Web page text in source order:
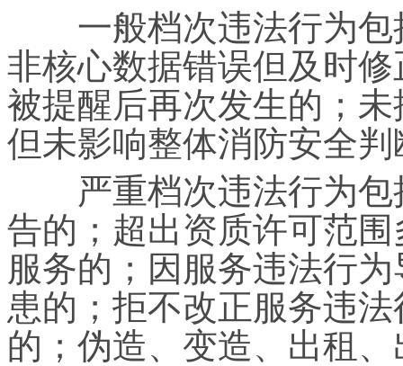
一般档次违法行为包
非核心数据错误但及时
被提醒后再次发生的；
但未影响整体消防安全
严重档次违法行为包
告的；超出资质许可范
服务的；因服务违法行
患的；拒不改正服务违
的；伪造、变造、出租